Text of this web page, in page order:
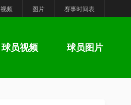
视频 图片 赛事时间表
球员视频 球员图片